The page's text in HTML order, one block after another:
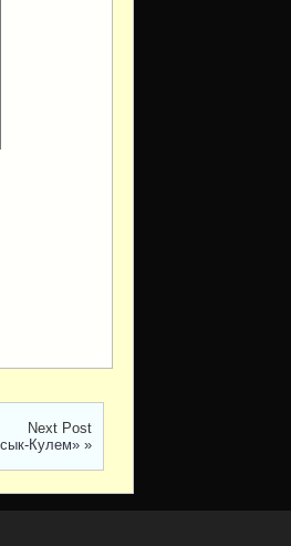
Next Post
Кулем» »